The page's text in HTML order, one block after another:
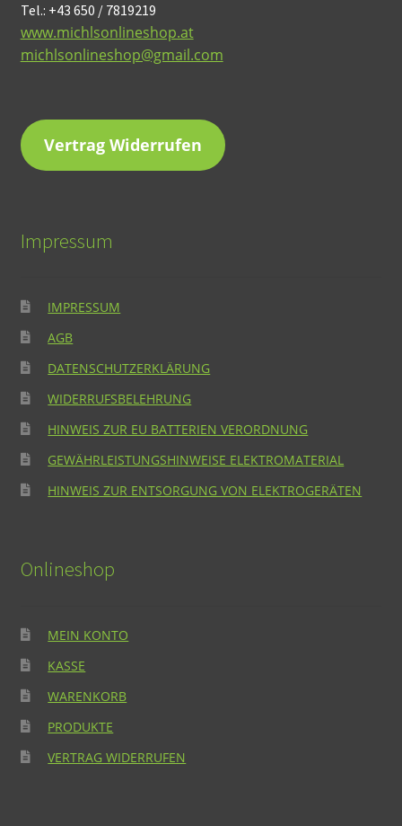
Tel.: +43 650 / 7819219
www.michlsonlineshop.at
michlsonlineshop@gmail.com
Vertrag Widerrufen
Impressum
IMPRESSUM
AGB
DATENSCHUTZERKLÄRUNG
WIDERRUFSBELEHRUNG
HINWEIS ZUR EU BATTERIEN VERORDNUNG
GEWÄHRLEISTUNGSHINWEISE ELEKTROMATERIAL
HINWEIS ZUR ENTSORGUNG VON ELEKTROGERÄTEN
Onlineshop
MEIN KONTO
KASSE
WARENKORB
PRODUKTE
VERTRAG WIDERRUFEN